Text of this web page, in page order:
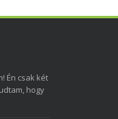
Én csak két
hogy